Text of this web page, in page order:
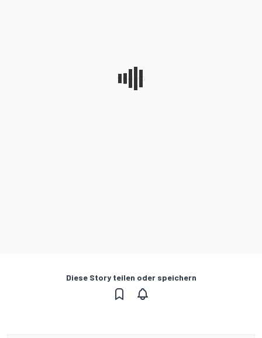
Diese Story teilen oder speichern